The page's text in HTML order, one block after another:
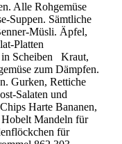
Alle Rohgemüse
Suppen. Sämtliche
Müsli. Äpfel,
Platten
in Scheiben Kraut,
zum Dämpfen.
Gurken, Rettiche
Salaten und
Harte Bananen,
Mandeln für
für